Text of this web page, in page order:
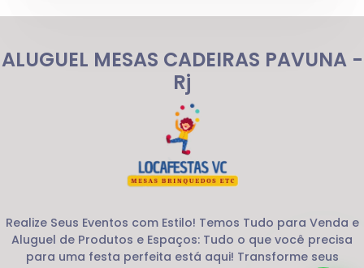
ALUGUEL MESAS CADEIRAS PAVUNA -
Rj
Realize Seus Eventos com Estilo! Temos Tudo para Venda e
Aluguel de Produtos e Espaços: Tudo o que você precisa
para uma festa perfeita está aqui! Transforme seus